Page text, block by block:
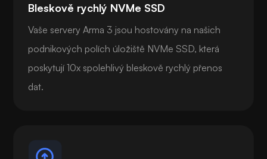
Bleskově rychlý NVMe SSD
Vaše servery Arma 3 jsou hostovány na našich
podnikových polích úložiště NVMe SSD, která
poskytují 10x spolehlivý bleskově rychlý přenos
dat.